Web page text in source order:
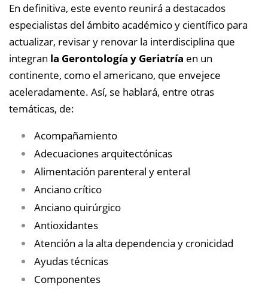
En definitiva, este evento reunirá a destacados
especialistas del ámbito académico y científico para
actualizar, revisar y renovar la interdisciplina que
integran la Gerontología y Geriatría en un
continente, como el americano, que envejece
aceleradamente. Así, se hablará, entre otras
temáticas, de:
Acompañamiento
Adecuaciones arquitectónicas
Alimentación parenteral y enteral
Anciano crítico
Anciano quirúrgico
Antioxidantes
Atención a la alta dependencia y cronicidad
Ayudas técnicas
Componentes